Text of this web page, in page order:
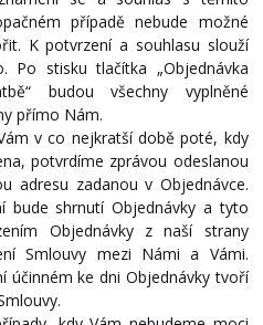
případě nebude možné
K potvrzení a souhlasu slouží
Po stisku tlačítka „Objednávka
budou všechny vyplněné
přímo Nám.
v co nejkratší době poté, kdy
potvrdíme zprávou odeslanou
adresu zadanou v Objednávce.
bude shrnutí Objednávky a tyto
Objednávky z naší strany
Smlouvy mezi Námi a Vámi.
účinném ke dni Objednávky tvoří